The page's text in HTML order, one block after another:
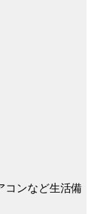
ンなど生活備